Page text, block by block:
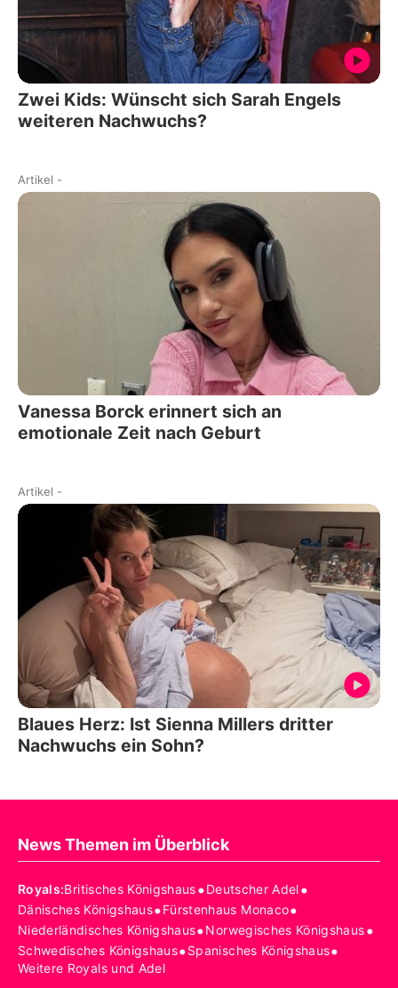
Zwei Kids: Wünscht sich Sarah Engels
weiteren Nachwuchs?
Artikel -
Vanessa Borck erinnert sich an
emotionale Zeit nach Geburt
Artikel -
Blaues Herz: Ist Sienna Millers dritter
Nachwuchs ein Sohn?
News Themen im Überblick
Royals:Britisches Königshaus•Deutscher Adel•
Dänisches Königshaus•Fürstenhaus Monaco•
Niederländisches Königshaus•Norwegisches Königshaus•
Schwedisches Königshaus•Spanisches Königshaus•
Weitere Royals und Adel